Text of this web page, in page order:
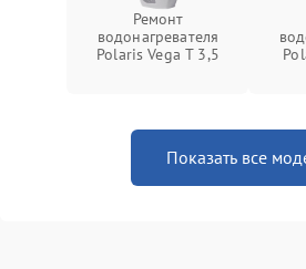
Ремонт
водонагревателя
Polaris Vega T 3,5
Показать все